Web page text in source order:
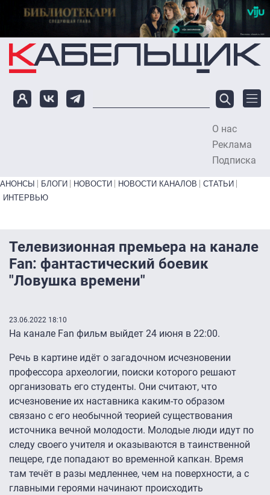
Перейти к основному содержанию
О нас
Реклама
Подписка
Primary links bottom
АНОНСЫ БЛОГИ НОВОСТИ НОВОСТИ КАНАЛОВ
СТАТЬИ
ИНТЕРВЬЮ
Телевизионная премьера на канале
Fan: фантастический боевик
"Ловушка времени"
23.06.2022 18:10
На канале Fan фильм выйдет 24 июня в 22:00.
Речь в картине идёт о загадочном исчезновении
профессора археологии, поиски которого решают
организовать его студенты. Они считают, что
исчезновение их наставника каким-то образом
связано с его необычной теорией существования
источника вечной молодости. Молодые люди идут по
следу своего учителя и оказываются в таинственной
пещере, где попадают во временной капкан. Время
там течёт в разы медленнее, чем на поверхности, а с
главными героями начинают происходить